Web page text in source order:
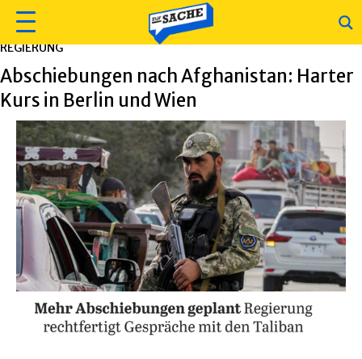
REGIERUNG
Abschiebungen nach Afghanistan: Harter
Kurs in Berlin und Wien